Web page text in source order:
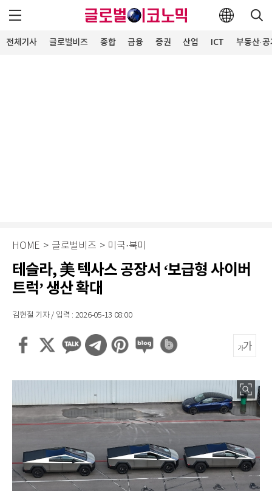
전체기사 글로벌비즈 종합 금융 증권 산업 ICT 부동산·
HOME > 글로벌비즈 > 미국·북미
테슬라, 美 텍사스 공장서 ‘보급형 사이버
트럭’ 생산 확대
김현철 기자 / 입력 : 2026-05-13 08:00